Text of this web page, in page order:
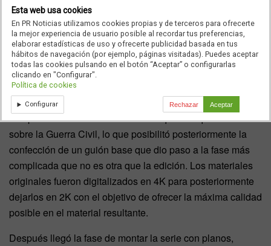
El trabajo de producción ha sido extenso y ha
necesitado de un trabajo en equipopor parte de
profesionales de DMAX, de la productora y de la Filmoteca
Española. El primer paso en este sentido fue la
recopilación de todo el material fotoquímico que existe
sobre la Guerra Civil, lo que posibilitó posteriormente la
confección de un guión base que dio paso a la fase más
complicada que no es otra que la edición. Los materiales
originales fueron digitalizados en 4K para posteriormente
dejarlos en 2K con el objetivo de ofrecer la máxima calidad
posible en el material resultante.
Después llegó la fase de montar la serie con planos,
Esta web usa cookies
En PR Noticias utilizamos cookies propias y de terceros para ofrecerte
la mejor experiencia de usuario posible al recordar tus preferencias,
elaborar estadísticas de uso y ofrecerte publicidad basada en tus
hábitos de navegación (por ejemplo, páginas visitadas). Puedes aceptar
todas las cookies pulsando en el botón “Aceptar” o configurarlas
clicando en "Configurar".
Política de cookies
Configurar Rechazar Aceptar